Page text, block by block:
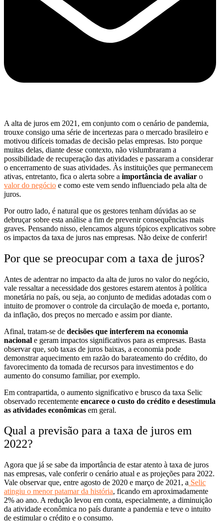
A alta de juros em 2021, em conjunto com o cenário de pandemia,
trouxe consigo uma série de incertezas para o mercado brasileiro e
motivou difíceis tomadas de decisão pelas empresas. Isto porque
muitas delas, diante desse contexto, não vislumbraram a
possibilidade de recuperação das atividades e passaram a considerar
o encerramento de suas atividades. Às instituições que permanecem
ativas, entretanto, fica o alerta sobre a importância de avaliar o
valor do negócio e como este vem sendo influenciado pela alta de
juros.
Por outro lado, é natural que os gestores tenham dúvidas ao se
debruçar sobre esta análise a fim de prevenir consequências mais
graves. Pensando nisso, elencamos alguns tópicos explicativos sobre
os impactos da taxa de juros nas empresas. Não deixe de conferir!
Por que se preocupar com a taxa de juros?
Antes de adentrar no impacto da alta de juros no valor do negócio,
vale ressaltar a necessidade dos gestores estarem atentos à política
monetária no país, ou seja, ao conjunto de medidas adotadas com o
intuito de promover o controle da circulação de moeda e, portanto,
da inflação, dos preços no mercado e assim por diante.
Afinal, tratam-se de decisões que interferem na economia
nacional e geram impactos significativos para as empresas. Basta
observar que, sob taxas de juros baixas, a economia pode
demonstrar aquecimento em razão do barateamento do crédito, do
favorecimento da tomada de recursos para investimentos e do
aumento do consumo familiar, por exemplo.
Em contrapartida, o aumento significativo e brusco da taxa Selic
observado recentemente encarece o custo do crédito e desestimula
as atividades econômicas em geral.
Qual a previsão para a taxa de juros em
2022?
Agora que já se sabe da importância de estar atento à taxa de juros
nas empresas, vale conferir o cenário atual e as projeções para 2022.
Vale observar que, entre agosto de 2020 e março de 2021, a Selic
atingiu o menor patamar da história, ficando em aproximadamente
2% ao ano. A redução levou em conta, especialmente, a diminuição
da atividade econômica no país durante a pandemia e teve o intuito
de estimular o crédito e o consumo.